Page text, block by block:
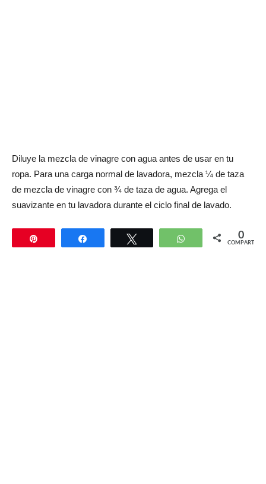
Diluye la mezcla de vinagre con agua antes de usar en tu
ropa. Para una carga normal de lavadora, mezcla ¼ de taza
de mezcla de vinagre con ¾ de taza de agua. Agrega el
suavizante en tu lavadora durante el ciclo final de lavado.
Compartir WhatsApp 0
COMPARTIR